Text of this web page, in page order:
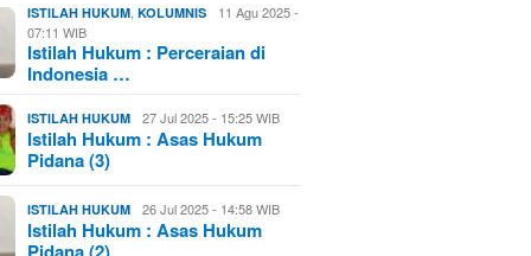
ISTILAH HUKUM ,KOLUMNIS
11 Agu 2025 -
07:11 WIB
Istilah Hukum : Perceraian di
Indonesia …
ISTILAH HUKUM 27 Jul 2025 - 15:25 WIB
Istilah Hukum : Asas Hukum
Pidana (3)
ISTILAH HUKUM 26 Jul 2025 - 14:58 WIB
Istilah Hukum : Asas Hukum